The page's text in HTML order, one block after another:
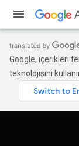
Google, içerikleri
teknolojisini